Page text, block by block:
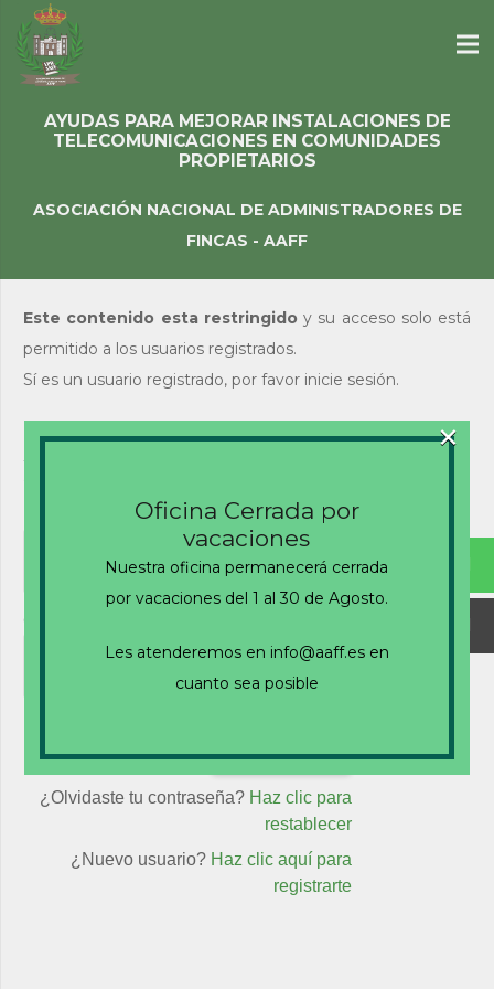
AYUDAS PARA MEJORAR INSTALACIONES DE
TELECOMUNICACIONES EN COMUNIDADES
PROPIETARIOS
ASOCIACIÓN NACIONAL DE ADMINISTRADORES DE
FINCAS - AAFF
Este contenido esta restringido y su acceso solo está
permitido a los usuarios registrados.
Sí es un usuario registrado, por favor inicie sesión.
Nombre de usuario o correo electrónico
¿Olvidaste tu contraseña? Haz clic para
restablecer
¿Nuevo usuario? Haz clic aquí para
registrarte
Oficina Cerrada por
vacaciones
Nuestra oficina permanecerá cerrada
por vacaciones del 1 al 30 de Agosto.
Les atenderemos en info@aaff.es en
cuanto sea posible
×